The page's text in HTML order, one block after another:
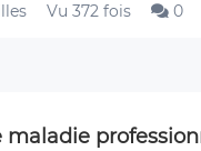
Vu 372 fois 0